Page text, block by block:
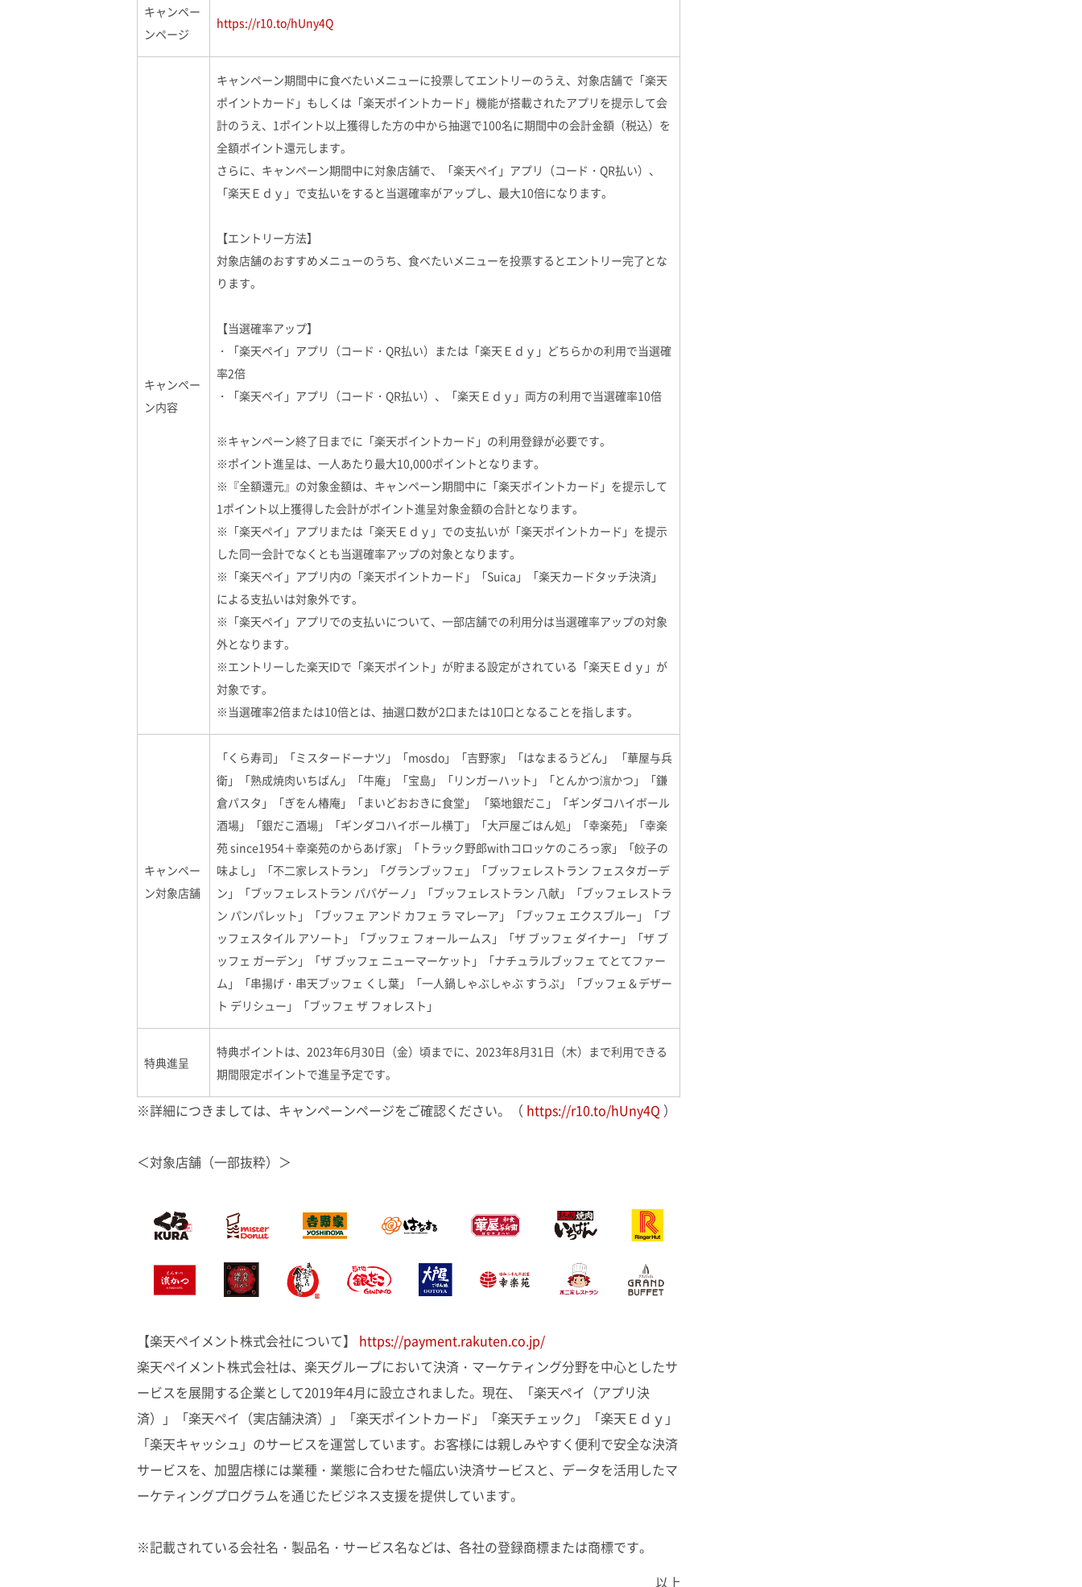
キャンペー
ンページ
https://r10.to/hUny4Q
キャンペー
ン内容
キャンペーン期間中に食べたいメニューに投票してエントリーのうえ、対象店舗で「楽天
ポイントカード」もしくは「楽天ポイントカード」機能が搭載されたアプリを提示して会
計のうえ、1ポイント以上獲得した方の中から抽選で100名に期間中の会計金額（税込）を
全額ポイント還元します。
さらに、キャンペーン期間中に対象店舗で、「楽天ペイ」アプリ（コード・QR払い）、
「楽天Ｅｄｙ」で支払いをすると当選確率がアップし、最大10倍になります。
【エントリー方法】
対象店舗のおすすめメニューのうち、食べたいメニューを投票するとエントリー完了とな
ります。
【当選確率アップ】
・「楽天ペイ」アプリ（コード・QR払い）または「楽天Ｅｄｙ」どちらかの利用で当選確
率2倍
・「楽天ペイ」アプリ（コード・QR払い）、「楽天Ｅｄｙ」両方の利用で当選確率10倍
※キャンペーン終了日までに「楽天ポイントカード」の利用登録が必要です。
※ポイント進呈は、一人あたり最大10,000ポイントとなります。
※『全額還元』の対象金額は、キャンペーン期間中に「楽天ポイントカード」を提示して
1ポイント以上獲得した会計がポイント進呈対象金額の合計となります。
※「楽天ペイ」アプリまたは「楽天Ｅｄｙ」での支払いが「楽天ポイントカード」を提示
した同一会計でなくとも当選確率アップの対象となります。
※「楽天ペイ」アプリ内の「楽天ポイントカード」「Suica」「楽天カードタッチ決済」
による支払いは対象外です。
※「楽天ペイ」アプリでの支払いについて、一部店舗での利用分は当選確率アップの対象
外となります。
※エントリーした楽天IDで「楽天ポイント」が貯まる設定がされている「楽天Ｅｄｙ」が
対象です。
※当選確率2倍または10倍とは、抽選口数が2口または10口となることを指します。
キャンペー
ン対象店舗
「くら寿司」「ミスタードーナツ」「mosdo」「吉野家」「はなまるうどん」 「華屋与兵
衛」「熟成焼肉いちばん」「牛庵」「宝島」「リンガーハット」「とんかつ濵かつ」「鎌
倉パスタ」「ぎをん椿庵」「まいどおおきに食堂」 「築地銀だこ」「ギンダコハイボール
酒場」「銀だこ酒場」「ギンダコハイボール横丁」「大戸屋ごはん処」「幸楽苑」「幸楽
苑 since1954＋幸楽苑のからあげ家」「トラック野郎withコロッケのころっ家」「餃子の
味よし」「不二家レストラン」「グランブッフェ」「ブッフェレストラン フェスタガーデ
ン」「ブッフェレストラン パパゲーノ」「ブッフェレストラン 八献」「ブッフェレストラ
ン パンパレット」「ブッフェ アンド カフェ ラ マレーア」「ブッフェ エクスブルー」「ブ
ッフェスタイル アソート」「ブッフェ フォールームス」「ザ ブッフェ ダイナー」「ザ ブ
ッフェ ガーデン」「ザ ブッフェ ニューマーケット」「ナチュラルブッフェ てとてファー
ム」「串揚げ・串天ブッフェ くし葉」「一人鍋しゃぶしゃぶ すうぷ」「ブッフェ＆デザー
ト デリシュー」「ブッフェ ザ フォレスト」
特典進呈
特典ポイントは、2023年6月30日（金）頃までに、2023年8月31日（木）まで利用できる
期間限定ポイントで進呈予定です。
※詳細につきましては、キャンペーンページをご確認ください。（ https://r10.to/hUny4Q ）
＜対象店舗（一部抜粋）＞
【楽天ペイメント株式会社について】 https://payment.rakuten.co.jp/
楽天ペイメント株式会社は、楽天グループにおいて決済・マーケティング分野を中心としたサ
ービスを展開する企業として2019年4月に設立されました。現在、「楽天ペイ（アプリ決
済）」「楽天ペイ（実店舗決済）」「楽天ポイントカード」「楽天チェック」「楽天Ｅｄｙ」
「楽天キャッシュ」のサービスを運営しています。お客様には親しみやすく便利で安全な決済
サービスを、加盟店様には業種・業態に合わせた幅広い決済サービスと、データを活用したマ
ーケティングプログラムを通じたビジネス支援を提供しています。
※記載されている会社名・製品名・サービス名などは、各社の登録商標または商標です。
以上